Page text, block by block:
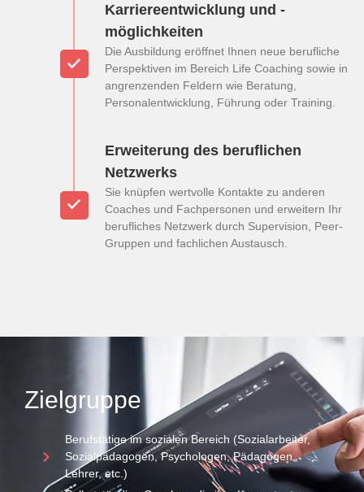
Karriereentwicklung und -
möglichkeiten
Die Ausbildung eröffnet Ihnen neue berufliche
Perspektiven im Bereich Life Coaching sowie in
angrenzenden Feldern wie Beratung,
Personalentwicklung, Führung oder Training.
Erweiterung des beruflichen
Netzwerks
Sie knüpfen wertvolle Kontakte zu anderen
Coaches und Fachpersonen und erweitern Ihr
berufliches Netzwerk durch Supervision, Peer-
Gruppen und fachlichen Austausch.
Zielgruppe
Berufstätige im sozialen Bereich (Sozialarbeiter,
Sozialpädagogen, Psychologen, Pädagogen,
Lehrer, etc.)